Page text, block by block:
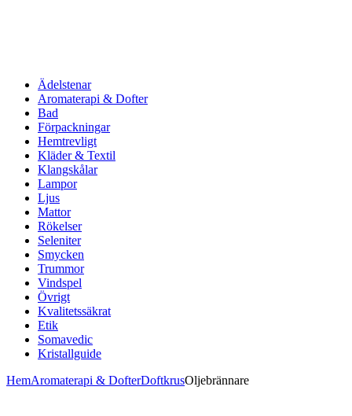
Ädelstenar
Aromaterapi & Dofter
Bad
Förpackningar
Hemtrevligt
Kläder & Textil
Klangskålar
Lampor
Ljus
Mattor
Rökelser
Seleniter
Smycken
Trummor
Vindspel
Övrigt
Kvalitetssäkrat
Etik
Somavedic
Kristallguide
HemAromaterapi & DofterDoftkrusOljebrännare